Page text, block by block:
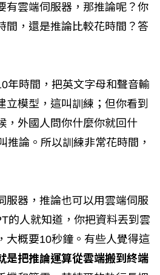
有雲端伺服器，那推論呢？你
間，還是推論比較花時間？答
年時間，把英文字母和聲音輸
立模型，這叫訓練；但你看到
，外國人問你什麼你就回什
推論。所以訓練非常花時間，
服器，推論也可以用雲端伺服
的人就知道，你把資料丟到雲
大概要10秒鐘。有些人覺得這
是把推論運算從雲端搬到終端